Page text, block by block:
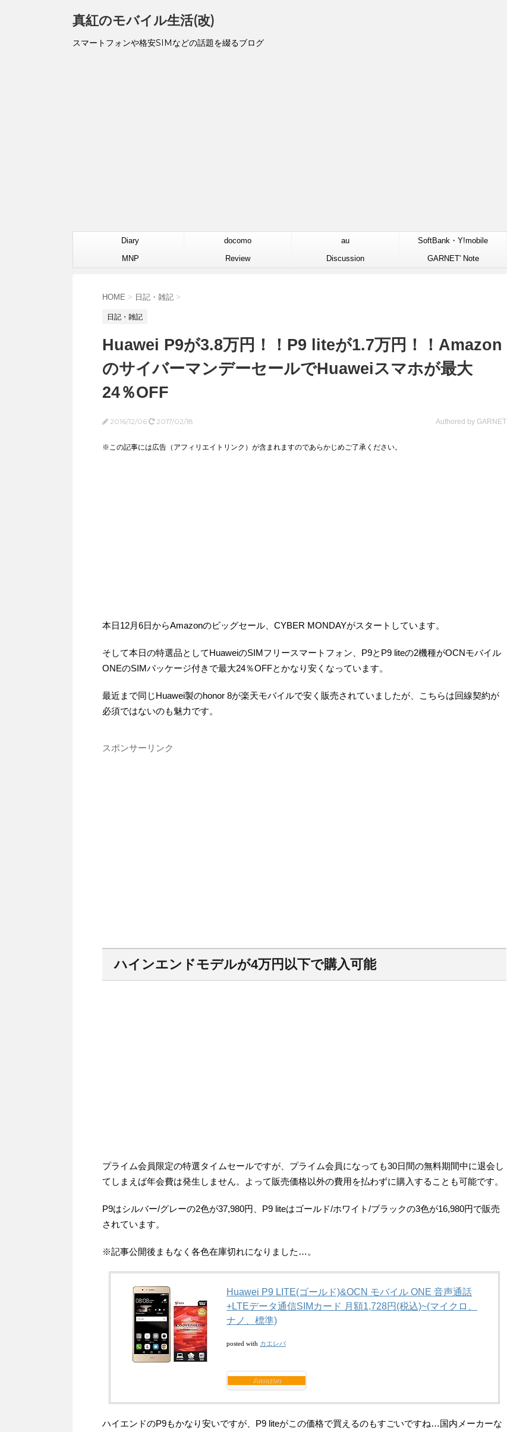
真紅のモバイル生活(改)
スマートフォンや格安SIMなどの話題を綴るブログ
Diary docomo au SoftBank・Y!mobile
MNP
Review Discussion GARNET' Note
HOME > 日記・雑記 >
日記・雑記
Huawei P9が3.8万円！！P9 liteが1.7万円！！Amazon
のサイバーマンデーセールでHuaweiスマホが最大
24％OFF
2016/12/06 2017/02/18 Authored by GARNET
※この記事には広告（アフィリエイトリンク）が含まれますのであらかじめご了承ください。
本日12月6日からAmazonのビッグセール、CYBER MONDAYがスタートしています。
そして本日の特選品としてHuaweiのSIMフリースマートフォン、P9とP9 liteの2機種がOCNモバイル
ONEのSIMパッケージ付きで最大24％OFFとかなり安くなっています。
最近まで同じHuawei製のhonor 8が楽天モバイルで安く販売されていましたが、こちらは回線契約が
必須ではないのも魅力です。
スポンサーリンク
ハインエンドモデルが4万円以下で購入可能
プライム会員限定の特選タイムセールですが、プライム会員になっても30日間の無料期間中に退会し
てしまえば年会費は発生しません。よって販売価格以外の費用を払わずに購入することも可能です。
P9はシルバー/グレーの2色が37,980円、P9 liteはゴールド/ホワイト/ブラックの3色が16,980円で販売
されています。
※記事公開後まもなく各色在庫切れになりました…。
Huawei P9 LITE(ゴールド)&OCN モバイル ONE 音声通話
+LTEデータ通信SIMカード 月額1,728円(税込)~(マイクロ、
ナノ、標準)
posted with カエレバ
Amazon
ハイエンドのP9もかなり安いですが、P9 liteがこの価格で買えるのもすごいですね…国内メーカーな